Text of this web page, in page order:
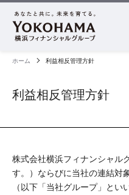
ホーム 利益相反管理方針
利益相反管理方針
株式会社横浜フィナンシャル
す。）ならびに当社の連結対
（以下「当社グループ」と